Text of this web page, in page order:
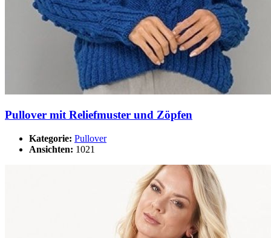
Pullover mit Reliefmuster und Zöpfen
Kategorie: Pullover
Ansichten: 1021